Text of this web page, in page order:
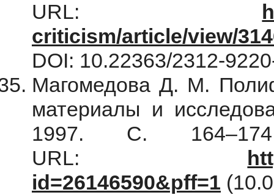
URL:
criticism/article/view/
DOI: 10.22363/2312-
Магомедова Д. М.
материалы и
1997. С. 164–174
URL:
id=26146590&pff=1